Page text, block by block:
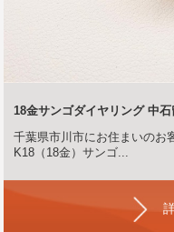
18金サンゴダイヤリング 中
千葉県市川市にお住まいのお
K18（18金）サンゴ...